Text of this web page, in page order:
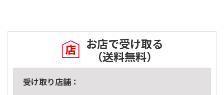
お店で受け取る
（送料無料）
受け取り店舗：